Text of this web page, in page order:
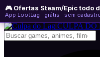
🎮 Ofertas Steam/Epic todo
App LootLag · grátis · sem
domingo, 09 de agosto de
Newsletter
CULPA DO